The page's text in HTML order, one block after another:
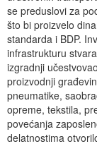
Fotografije
Video materijal
Događaji
Skupština
Siva ekonomija
Najnovije vesti
Savetnici
Marketing
Zastupanje i
Fakultet tehničkih
Skupovi i
se preduslovi za
što bi proizvelo
standarda i BDP.
infrastrukturu
izgradnji
proizvodnji
pneumatike,
opreme, tekstila,
povećanja
delatnostima